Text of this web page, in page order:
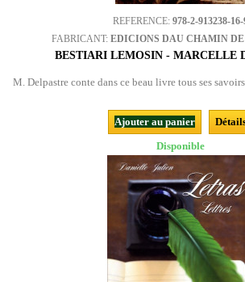
REFERENCE: 978-2-913238-16-
FABRICANT: EDICIONS DAU CHAMIN
BESTIARI LEMOSIN - MARCELLE
M. Delpastre conte dans ce beau livre tous ses
Ajouter au panier
Disponible